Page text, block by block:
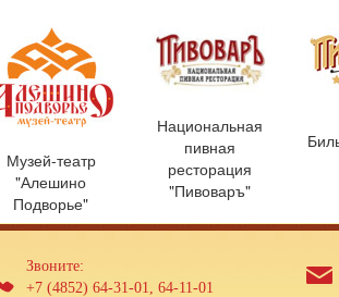
Музей-театр
"Алешино
Подворье"
Национальная
пивная
ресторация
"Пивоваръ"
Звоните:
+7 (4852) 64-31-01, 64-11-01